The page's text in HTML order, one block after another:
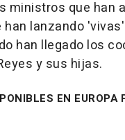
ministros que han
lanzando
han llegado los
y sus hijas.
EN EUROPA